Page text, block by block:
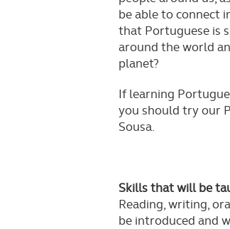
AUTOCARAVANISMO
SOBRE O ACP SEGUROSbe able to connect
that Portuguese is
around the world
planet?
If learning
you should try our
Sousa.
Skills that will be
Reading, writing,
be introduced and